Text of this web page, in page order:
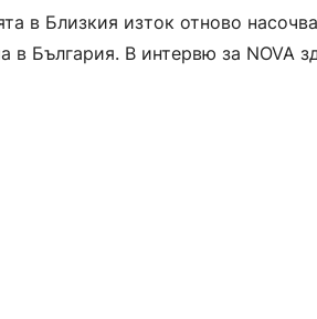
в Близкия изток отново
в България. В интервю за NOVA
на сектора, цените…